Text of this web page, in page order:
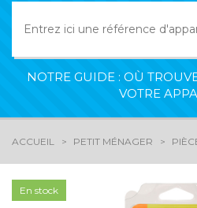
NOTRE GUIDE : OÙ
VOTRE
ACCUEIL PETIT MÉNAGER
En stock